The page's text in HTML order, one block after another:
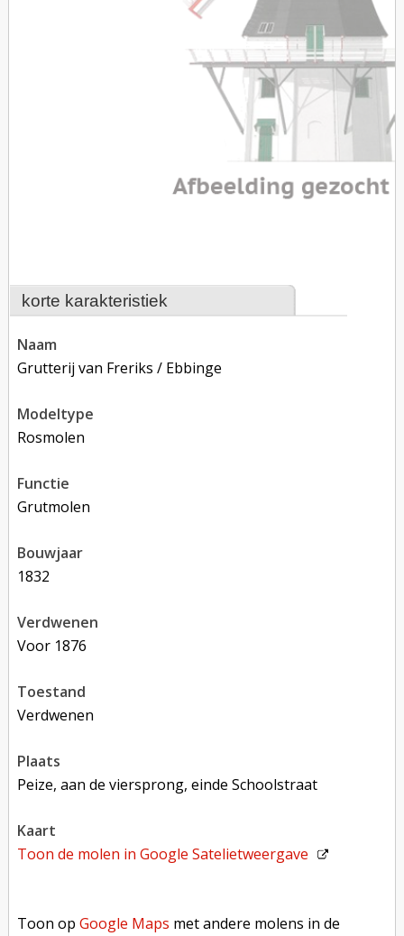
korte karakteristiek
naam
Grutterij van Freriks / Ebbinge
modeltype
rosmolen
functie
grutmolen
bouwjaar
1832
verdwenen
voor 1876
toestand
verdwenen
plaats
Peize, aan de viersprong, einde Schoolstraat
kaart
Toon de molen inGoogle Satelietweergave
Toon opGoogle Maps met andere molens in de